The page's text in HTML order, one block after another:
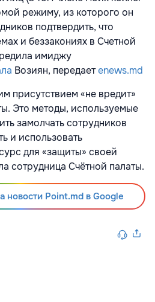
режиму, из которого он
подтвердить, что
и беззакониях в Счетной
имиджу
Возиян, передаетenews.md
присутствием «не вредит»
Это методы, используемые
замолчать сотрудников
и использовать
для «защиты» своей
сотрудница Счётной палаты.
новости Point.md в Google